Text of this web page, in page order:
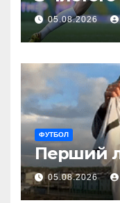
05.08.2026
ФУТБОЛ
Перший
05.08.2026